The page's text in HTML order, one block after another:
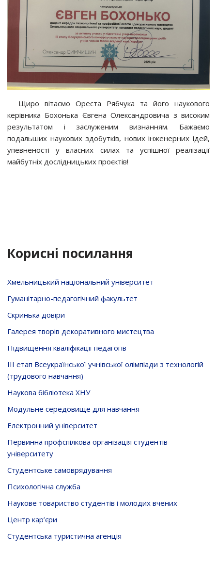
Щиро вітаємо Ореста Рябчука та його наукового
керівника Бохонька Євгена Олександровича з високим
результатом і заслуженим визнанням. Бажаємо
подальших наукових здобутків, нових інженерних ідей,
упевненості у власних силах та успішної реалізації
майбутніх дослідницьких проєктів!
Корисні посилання
Хмельницький національний університет
Гуманітарно-педагогічний факультет
Скринька довiри
Галерея творів декоративного мистецтва
Підвищення кваліфікації педагогів
ІІІ етап Всеукраїнської учнівської олімпіади з технологій
(трудового навчання)
Наукова бібліотека ХНУ
Модульне середовище для навчання
Електронний університет
Первинна профспілкова організація студентів
університету
Студентське самоврядування
Психологічна служба
Наукове товариство студентів і молодих вчених
Центр кар’єри
Студентська туристична агенція